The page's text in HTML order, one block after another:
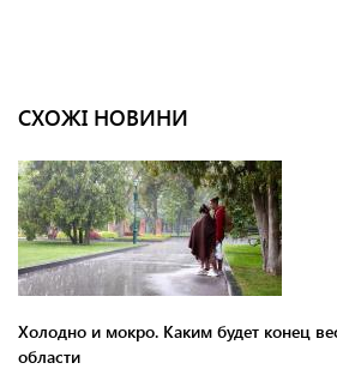
СХОЖІ НОВИНИ
Холодно и мокро. Каким будет конец
области